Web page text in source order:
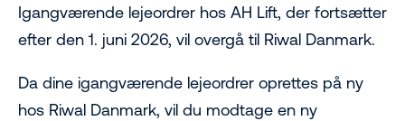
Igangværende lejeordrer hos AH Lift, der fortsætter
efter den 1. juni 2026, vil overgå til Riwal Danmark.
Da dine igangværende lejeordrer oprettes på ny
hos Riwal Danmark, vil du modtage en ny